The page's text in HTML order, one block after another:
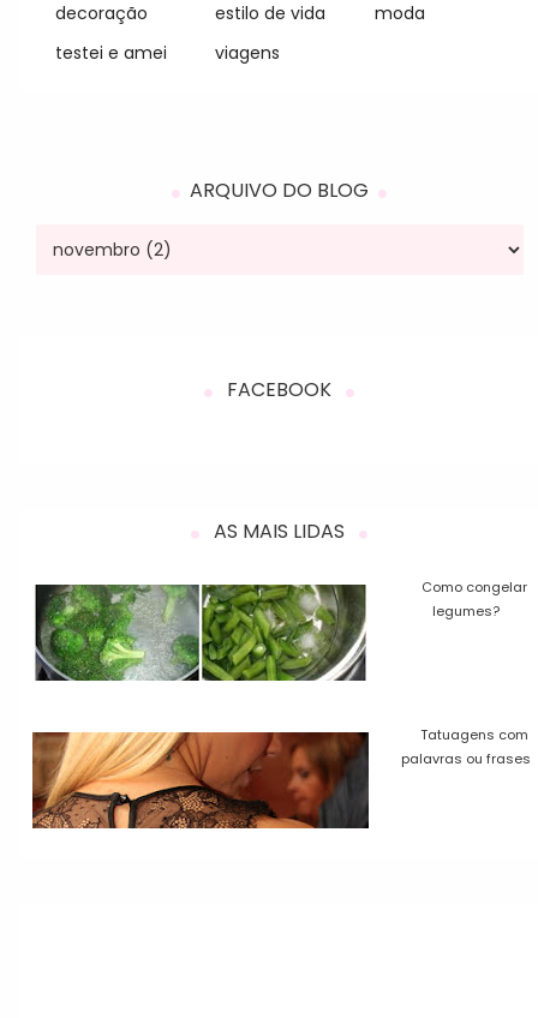
decoração
estilo de vida
moda
testei e amei
viagens
ARQUIVO DO BLOG
FACEBOOK
AS MAIS LIDAS
Como congelar
legumes?
Tatuagens com
palavras ou frases